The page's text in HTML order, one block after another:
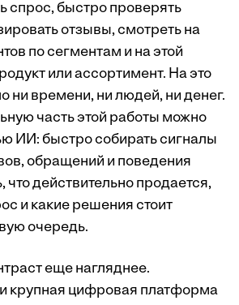
спрос, быстро проверять
отзывы, смотреть на
по сегментам и на этой
или ассортимент. На это
ни времени, ни людей, ни денег.
часть этой работы можно
ИИ: быстро собирать сигналы
обращений и поведения
что действительно продается,
и какие решения стоит
очередь.
еще нагляднее.
крупная цифровая платформа